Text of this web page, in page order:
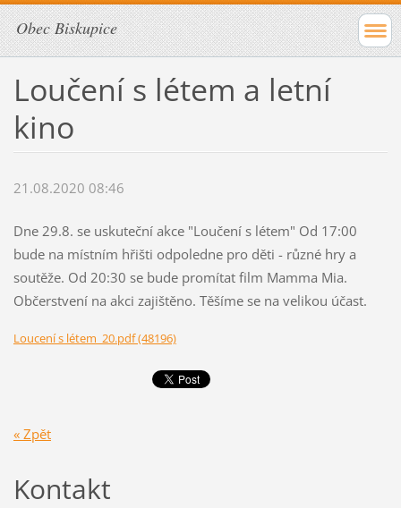
Obec Biskupice
Loučení s létem a letní
kino
21.08.2020 08:46
Dne 29.8. se uskuteční akce "Loučení s létem" Od 17:00
bude na místním hřišti odpoledne pro děti - různé hry a
soutěže. Od 20:30 se bude promítat film Mamma Mia.
Občerstvení na akci zajištěno. Těšíme se na velikou účast.
Loucení s létem_20.pdf (48196)
« Zpět
Kontakt